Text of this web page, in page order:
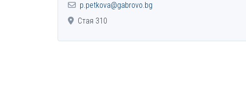
p.petkova@gabrovo.bg
Стая 310